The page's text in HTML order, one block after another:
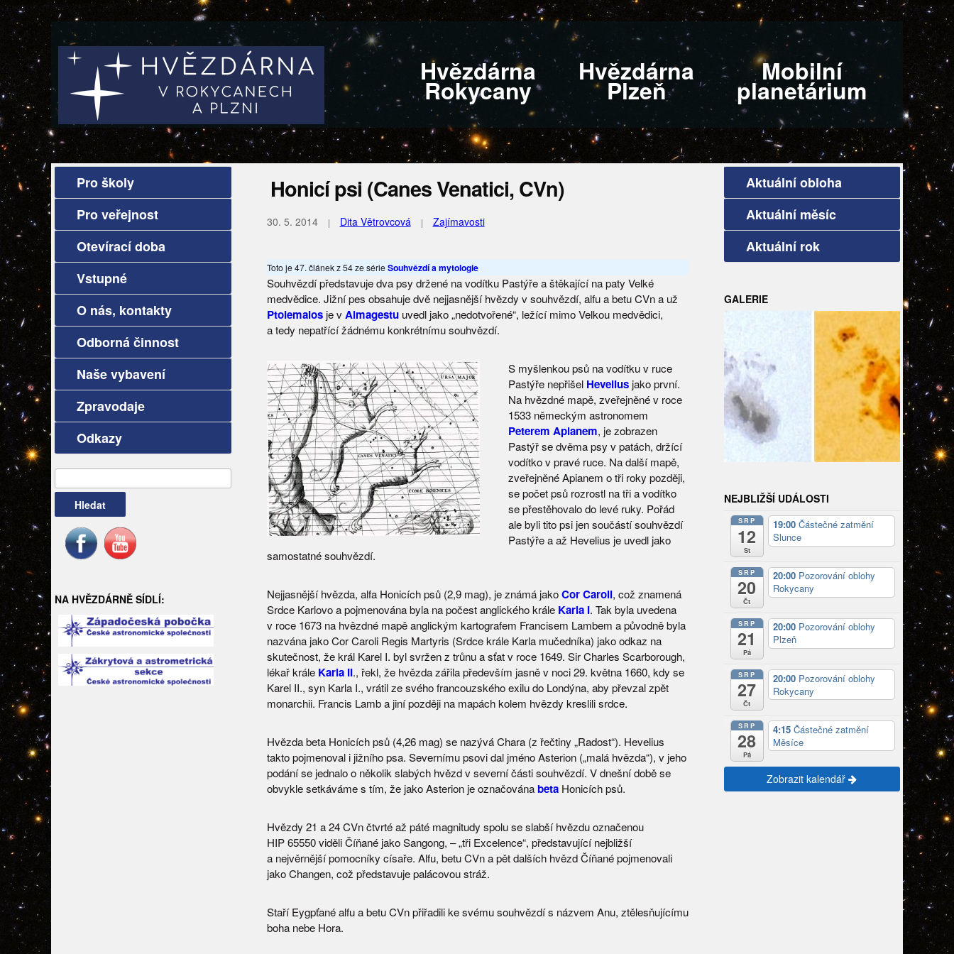
Hvězdárna
Rokycany
Hvězdárna
Plzeň
Mobilní
planetárium
Pro školy
Pro veřejnost
Otevírací doba
Vstupné
O nás, kontakty
Odborná činnost
Naše vybavení
Zpravodaje
Odkazy
NA HVĚZDÁRNĚ SÍDLÍ:
Honicí psi (Canes Venatici, CVn)
30. 5. 2014 Dita Větrovcová Zajímavosti
Toto je 47. článek z 54 ze sérieSouhvězdí a mytologie
Souhvězdí představuje dva psy držené na vodítku Pastýře a štěkající na paty Velké
medvědice. Jižní pes obsahuje dvě nejjasnější hvězdy v souhvězdí, alfu a betu CVn a už
Ptolemaios je vAlmagestu uvedl jako „nedotvořené“, ležící mimo Velkou medvědici,
a tedy nepatřící žádnému konkrétnímu souhvězdí.
S myšlenkou psů na vodítku v ruce
Pastýře nepřišel Heveliusjako první.
Na hvězdné mapě, zveřejněné v roce
1533 německým astronomem
Peterem Apianem, je zobrazen
Pastýř se dvěma psy v patách, držící
vodítko v pravé ruce. Na další mapě,
zveřejněné Apianem o tři roky později,
se počet psů rozrostl na tři a vodítko
se přestěhovalo do levé ruky. Pořád
ale byli tito psi jen součástí souhvězdí
Pastýře a až Hevelius je uvedl jako
samostatné souhvězdí.
Nejjasnější hvězda, alfa Honicích psů (2,9 mag), je známá jakoCor Caroli, což znamená
Srdce Karlovo a pojmenována byla na počest anglického krále Karla I. Tak byla uvedena
v roce 1673 na hvězdné mapě anglickým kartografem Francisem Lambem a původně byla
nazvána jako Cor Caroli Regis Martyris (Srdce krále Karla mučedníka) jako odkaz na
skutečnost, že král Karel I. byl svržen z trůnu a sťat v roce 1649. Sir Charles Scarborough,
lékař krále Karla II., řekl, že hvězda zářila především jasně v noci 29. května 1660, kdy se
Karel II., syn Karla I., vrátil ze svého francouzského exilu do Londýna, aby převzal zpět
monarchii. Francis Lamb a jiní později na mapách kolem hvězdy kreslili srdce.
Hvězda beta Honicích psů (4,26 mag) se nazývá Chara (z řečtiny „Radost“). Hevelius
takto pojmenoval i jižního psa. Severnímu psovi dal jméno Asterion („malá hvězda“), v jeho
podání se jednalo o několik slabých hvězd v severní části souhvězdí. V dnešní době se
obvykle setkáváme s tím, že jako Asterion je označovánabetaHonicích psů.
Hvězdy 21 a 24 CVn čtvrté až páté magnitudy spolu se slabší hvězdu označenou
HIP 65550 viděli Číňané jako Sangong, – „tři Excelence“, představující nejbližší
a nejvěrnější pomocníky císaře. Alfu, betu CVn a pět dalších hvězd Číňané pojmenovali
jako Changen, což představuje palácovou stráž.
Staří Eygpťané alfu a betu CVn přiřadili ke svému souhvězdí s názvem Anu, ztělesňujícímu
boha nebe Hora.
Aktuální obloha
Aktuální měsíc
Aktuální rok
GALERIE
NEJBLIŽŠÍ UDÁLOSTI
SRP
12
St
19:00 Částečné zatmění
Slunce
SRP
20
Čt
20:00 Pozorování oblohy
Rokycany
SRP
21
Pá
20:00 Pozorování oblohy
Plzeň
SRP
27
Čt
20:00 Pozorování oblohy
Rokycany
SRP
28
Pá
4:15 Částečné zatmění
Měsíce
Zobrazit kalendář